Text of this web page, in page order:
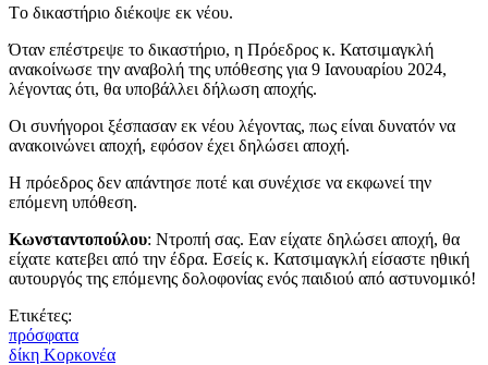
Τo δικαστήριο διέκοψε εκ νέου.
Όταν επέστρεψε το δικαστήριο, η Πρόεδρος κ. Κατσιμαγκλή
ανακοίνωσε την αναβολή της υπόθεσης για 9 Ιανουαρίου 2024,
λέγοντας ότι, θα υποβάλλει δήλωση αποχής.
Οι συνήγοροι ξέσπασαν εκ νέου λέγοντας, πως είναι δυνατόν να
ανακοινώνει αποχή, εφόσον έχει δηλώσει αποχή.
Η πρόεδρος δεν απάντησε ποτέ και συνέχισε να εκφωνεί την
επόμενη υπόθεση.
Κωνσταντοπούλου: Nτροπή σας. Εαν είχατε δηλώσει αποχή, θα
είχατε κατεβει από την έδρα. Εσείς κ. Κατσιμαγκλή είσαστε ηθική
αυτουργός της επόμενης δολοφονίας ενός παιδιού από αστυνομικό!
Ετικέτες:
πρόσφατα
δίκη Κορκονέα